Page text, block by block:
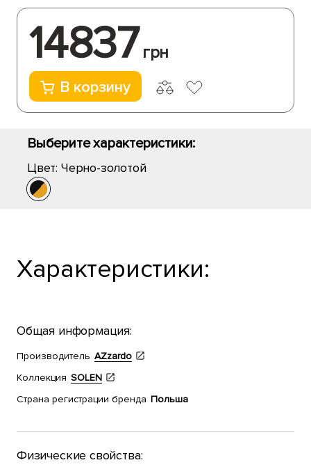
14837 грн
В корзину
Выберите характеристики:
Цвет: Черно-золотой
Характеристики:
Общая информация:
Производитель AZzardo
Коллекция SOLEN
Страна регистрации бренда Польша
Физические свойства: